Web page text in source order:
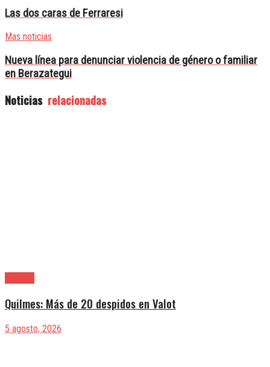
Las dos caras de Ferraresi
Mas noticias
Nueva línea para denunciar violencia de género o familiar
en Berazategui
Noticias relacionadas
Quilmes: Más de 20 despidos en Valot
5 agosto, 2026